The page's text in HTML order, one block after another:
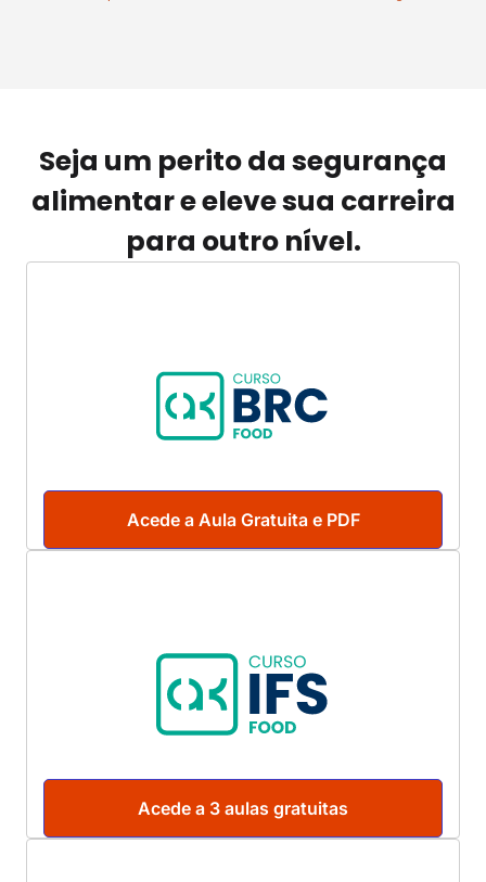
Seja um perito da segurança
alimentar e eleve sua carreira
para outro nível.
Acede a Aula Gratuita e PDF
Acede a 3 aulas gratuitas